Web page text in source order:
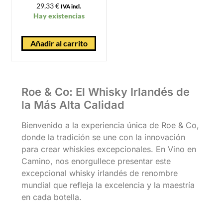
29,33€ IVA incl.
Hay existencias
Añadir al carrito
Roe & Co: El Whisky Irlandés de
la Más Alta Calidad
Bienvenido a la experiencia única de Roe & Co,
donde la tradición se une con la innovación
para crear whiskies excepcionales. En Vino en
Camino, nos enorgullece presentar este
excepcional whisky irlandés de renombre
mundial que refleja la excelencia y la maestría
en cada botella.